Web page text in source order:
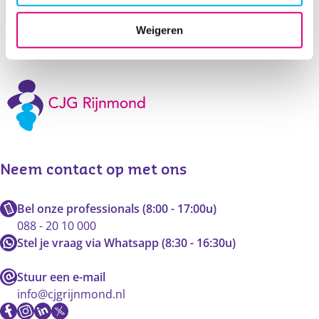
Weigeren
Deel deze pagina
Neem contact op met ons
Bel onze professionals (8:00 - 17:00u)
088 - 20 10 000
Stel je vraag via Whatsapp (8:30 - 16:30u)
Stuur een e-mail
info@cjgrijnmond.nl